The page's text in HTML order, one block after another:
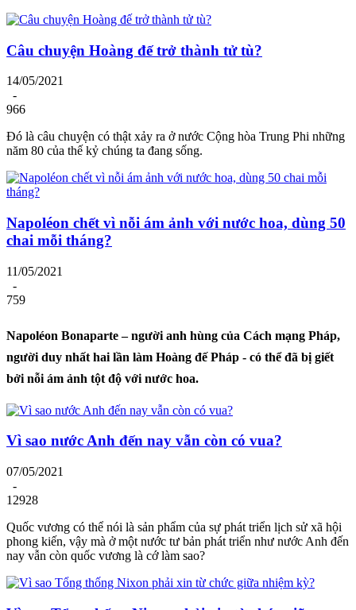
Câu chuyện Hoàng đế trở thành tử tù?
14/05/2021
-
966
Đó là câu chuyện có thật xảy ra ở nước Cộng hòa Trung Phi những
năm 80 của thế kỷ chúng ta đang sống.
Napoléon chết vì nỗi ám ảnh với nước hoa, dùng 50
chai mỗi tháng?
11/05/2021
-
759
Napoléon Bonaparte – người anh hùng của Cách mạng Pháp,
người duy nhất hai lần làm Hoàng đế Pháp - có thể đã bị giết
bởi nỗi ám ảnh tột độ với nước hoa.
Vì sao nước Anh đến nay vẫn còn có vua?
07/05/2021
-
12928
Quốc vương có thể nói là sản phẩm của sự phát triển lịch sử xã hội
phong kiến, vậy mà ở một nước tư bản phát triển như nước Anh đến
nay vẫn còn quốc vương là cớ làm sao?